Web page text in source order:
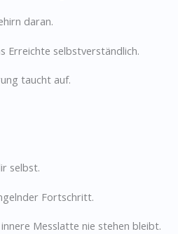
daran.
Erreichte selbstverständlich.
taucht auf.
selbst.
Fortschritt.
Messlatte nie stehen bleibt.